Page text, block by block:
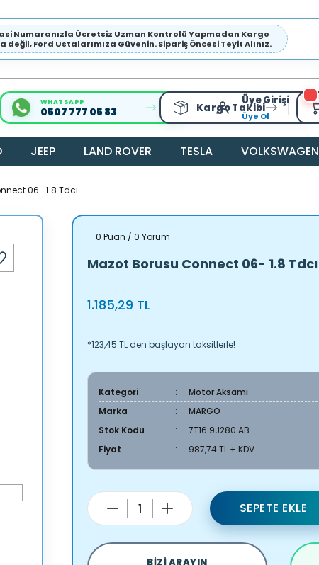
Numaranızla Ücretsiz Uzman Kontrolü Yapmadan Kargo
Ford Ustalarımıza Güvenin. Sipariş Öncesi Teyit Alınız.
WHATSAPP
0507 777 05 83 Kargo Takibi
Üye Girişi
Üye Ol
JEEP LAND ROVER TESLA VOLKSWAGEN
06- 1.8 Tdcı
0 Puan / 0 Yorum
Mazot Borusu Connect 06- 1.8 Tdcı
1.185,29 TL
*123,45 TL den başlayan taksitlerle!
Kategori
Motor Aksamı
Marka
MARGO
Stok Kodu
7T16 9J280 AB
Fiyat
987,74 TL + KDV
SEPETE EKLE
BIZI ARAYIN